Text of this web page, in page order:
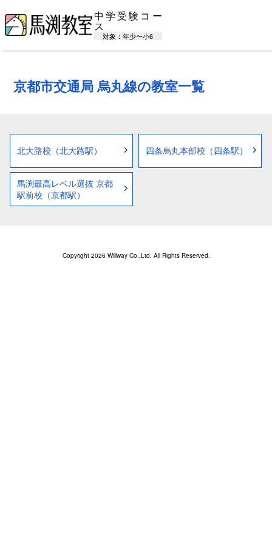
中学受験コー
ス
対象：年少〜小6
京都市交通局 烏丸線の教室一覧
北大路校（北大路駅） 四条烏丸本部校（四条駅）
馬渕最高レベル選抜 京都
駅前校（京都駅）
Copyright 2026 Willway Co.,Ltd. All Rights Reserved.